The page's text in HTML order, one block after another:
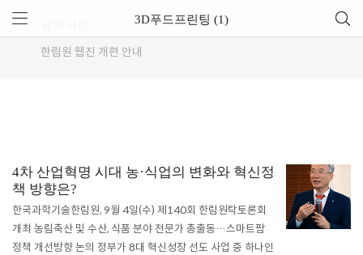
한림원 웹진 개편 안내
3D푸드프린팅 (1)
4차 산업혁명 시대 농·식업의 변화와 혁신정
책 방향은?
한국과학기술한림원, 9월 4일(수) 제140회 한림원탁토론회
개최 농림축산 및 수산, 식품 분야 전문가 총출동…스마트팜
정책 개선방향 논의 정부가 8대 혁신성장 선도 사업 중 하나인